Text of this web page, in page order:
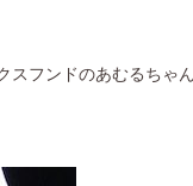
スフンドのあむるちゃ